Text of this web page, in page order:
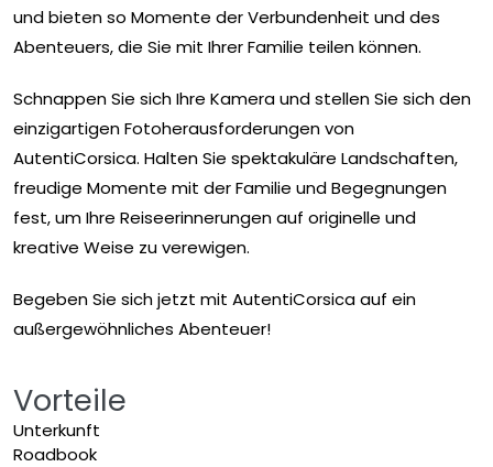
und bieten so Momente der Verbundenheit und des
Abenteuers, die Sie mit Ihrer Familie teilen können.
Schnappen Sie sich Ihre Kamera und stellen Sie sich den
einzigartigen Fotoherausforderungen von
AutentiCorsica. Halten Sie spektakuläre Landschaften,
freudige Momente mit der Familie und Begegnungen
fest, um Ihre Reiseerinnerungen auf originelle und
kreative Weise zu verewigen.
Begeben Sie sich jetzt mit AutentiCorsica auf ein
außergewöhnliches Abenteuer!
Vorteile
Unterkunft
Roadbook